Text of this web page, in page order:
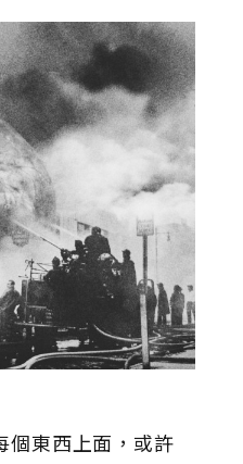
個東西上面，或許